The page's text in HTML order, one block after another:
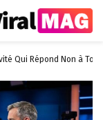
Qui Répond Non à